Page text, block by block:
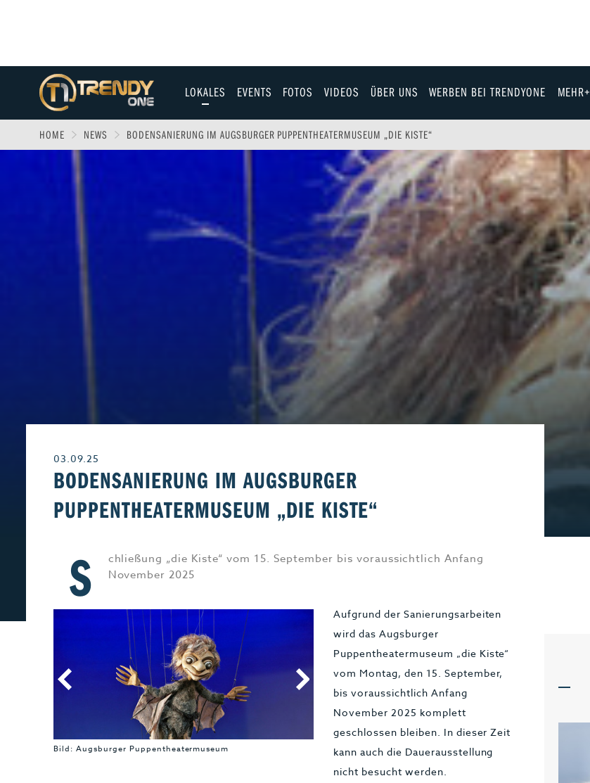
LOKALES
Allgäu
Augsburg
EVENTS FOTOS VIDEOS ÜBER UNS
Team
Jobs & Karriere
WERBEN BEI TRENDYONE MEHR+
Entertainment
Fitness & Gesundheit
Wirtschaft & Politik
Leben & Wohnen
Freizeit
Beruf & Karriere
Liebe & Leidenschaft
Fashion
Technik
Automobil
Gewinnspiele
Start-Up
Magazin E-Paper
Frühstücks-Scout
HOME NEWS BODENSANIERUNG IM AUGSBURGER PUPPENTHEATERMUSEUM „DIE KISTE“
03.09.25
BODENSANIERUNG IM AUGSBURGER
PUPPENTHEATERMUSEUM „DIE KISTE“
S
chließung „die Kiste“ vom 15. September bis voraussichtlich Anfang
November 2025
Bild: Augsburger Puppentheatermuseum
Aufgrund der Sanierungsarbeiten
wird das Augsburger
Puppentheatermuseum „die Kiste“
vom Montag, den 15. September,
bis voraussichtlich Anfang
November 2025 komplett
geschlossen bleiben. In dieser Zeit
kann auch die Dauerausstellung
nicht besucht werden.